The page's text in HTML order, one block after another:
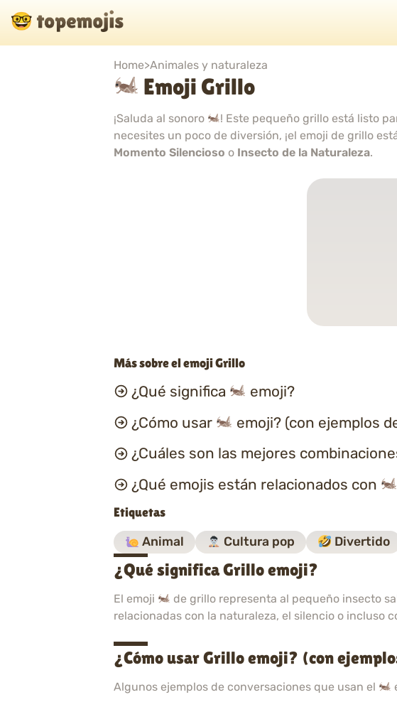
Home>Animales y naturaleza
Emoji Grillo
¡Saluda al sonoro
! Este pequeño grillo está listo
necesites un poco de diversión, ¡el emoji de grillo
Momento Silencioso o Insecto de la Naturaleza.
Más sobre el emoji Grillo
¿Qué significa
emoji?
¿Cómo usar
emoji? (con ejemplos
¿Cuáles son las mejores
¿Qué emojis están relacionados con
Etiquetas
Animal Cultura pop Divertido
¿Qué significa Grillo emoji?
El emoji
de grillo representa al pequeño insecto
relacionadas con la naturaleza, el silencio o incluso
¿Cómo usar Grillo emoji? (con
Algunos ejemplos de conversaciones que usan el